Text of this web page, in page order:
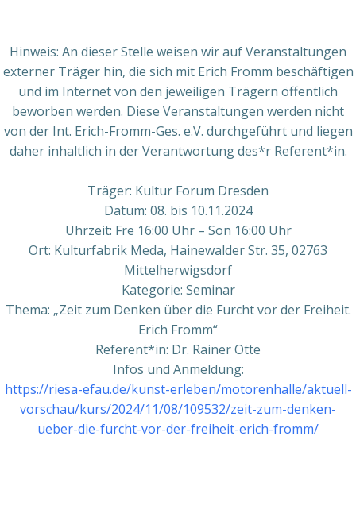
Hinweis: An dieser Stelle weisen wir auf Veranstaltungen
externer Träger hin, die sich mit Erich Fromm beschäftigen
und im Internet von den jeweiligen Trägern öffentlich
beworben werden. Diese Veranstaltungen werden nicht
von der Int. Erich-Fromm-Ges. e.V. durchgeführt und liegen
daher inhaltlich in der Verantwortung des*r Referent*in.
Träger: Kultur Forum Dresden
Datum: 08. bis 10.11.2024
Uhrzeit: Fre 16:00 Uhr – Son 16:00 Uhr
Ort: Kulturfabrik Meda, Hainewalder Str. 35, 02763
Mittelherwigsdorf
Kategorie: Seminar
Thema: „Zeit zum Denken über die Furcht vor der Freiheit.
Erich Fromm“
Referent*in: Dr. Rainer Otte
Infos und Anmeldung:
https://riesa-efau.de/kunst-erleben/motorenhalle/aktuell-
vorschau/kurs/2024/11/08/109532/zeit-zum-denken-
ueber-die-furcht-vor-der-freiheit-erich-fromm/